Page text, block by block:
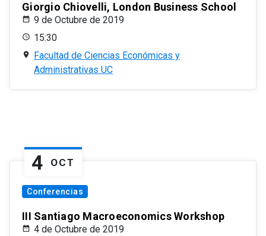
Giorgio Chiovelli, London Business School
9 de Octubre de 2019
15:30
Facultad de Ciencias Económicas y
Administrativas UC
4 OCT
Conferencias
III Santiago Macroeconomics Workshop
4 de Octubre de 2019